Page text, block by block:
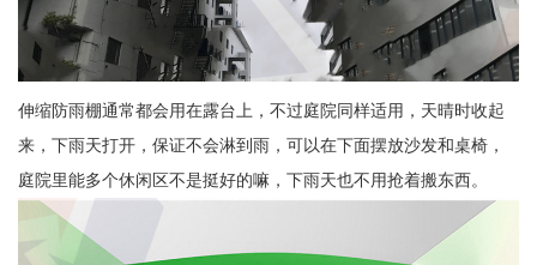
伸缩防雨棚通常都会用在露台上，不过庭院同样适用，天晴时收起
来，下雨天打开，保证不会淋到雨，可以在下面摆放沙发和桌椅，
庭院里能多个休闲区不是挺好的嘛，下雨天也不用抢着搬东西。